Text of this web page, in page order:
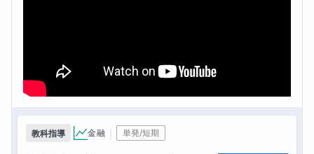
教科指導 金融 単発/短期